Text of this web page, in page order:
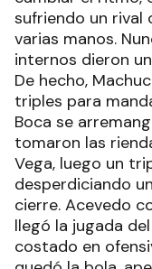
sufriendo un rival
varias manos.
internos dieron
De hecho,
triples para
Boca se
tomaron las
Vega, luego un
desperdiciando
cierre. Acevedo
llegó la jugada
costado en